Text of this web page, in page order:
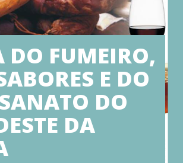
DO FUMEIRO,
E DO
DO
DA